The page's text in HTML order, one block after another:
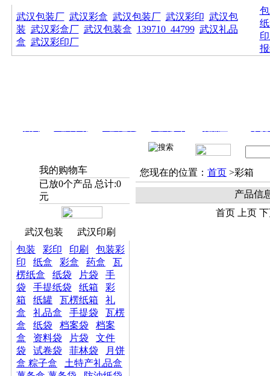
武汉包装厂 武汉彩盒 武汉包装厂 武汉彩印 武汉包
装 武汉彩盒厂 武汉包装盒 139710_44799 武汉礼品
盒 武汉彩印厂
我的购物车
已放0个产品 总计:0
元
武汉包装
武汉印刷
包装
彩印 印刷
包装彩
印
纸盒 彩盒 药盒
瓦
楞纸盒
纸袋 片袋
手
袋
手提纸袋 纸箱
彩
箱
纸罐 瓦楞纸箱
礼
盒
礼品盒 手提袋
瓦楞
盒
纸袋 档案袋
档案
盒
资料袋 片袋
文件
袋
试卷袋 菲林袋
月饼
盒 粽子盒
土特产礼品盒
您现在的位置： 首页 >彩箱
产品信
首页 上页